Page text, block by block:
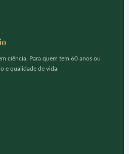
ciência. Para quem tem 60 anos ou
e qualidade de vida.